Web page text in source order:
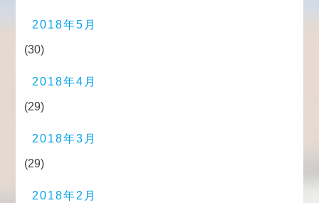
2018年5月
(30)
2018年4月
(29)
2018年3月
(29)
2018年2月